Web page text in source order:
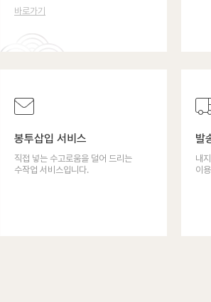
바로가기
봉투삽입 서비스
직접 넣는 수고로움을 덜어 드리는
수작업 서비스입니다.
발
내
이